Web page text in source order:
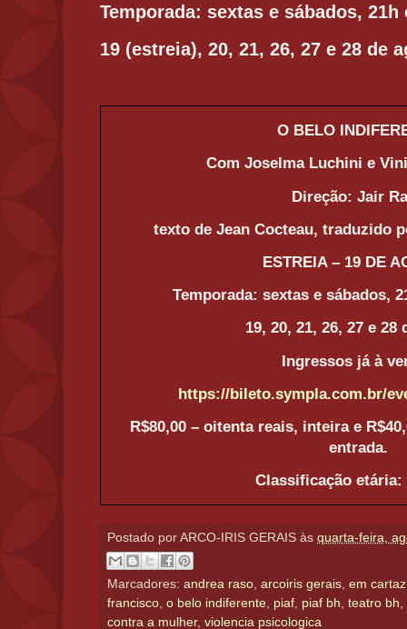
Temporada: sextas e sábados,
19 (estreia), 20, 21, 26, 27 e 28 de
O BELO
Com Joselma Luchini e
Direção: Jair
texto de Jean Cocteau, traduzido
ESTREIA – 19 DE
Temporada: sextas e sábados,
19, 20, 21, 26, 27 e 28
Ingressos já à
https://bileto.sympla.com.br/
R$80,00 – oitenta reais, inteira e
entrada.
Classificação etária:
Postado por ARCO-IRIS GERAIS às quarta-feira,
Marcadores: andrea raso, arcoiris gerais, em cartaz
francisco, o belo indiferente, piaf, piaf bh, teatro bh,
contra a mulher, violencia psicologica